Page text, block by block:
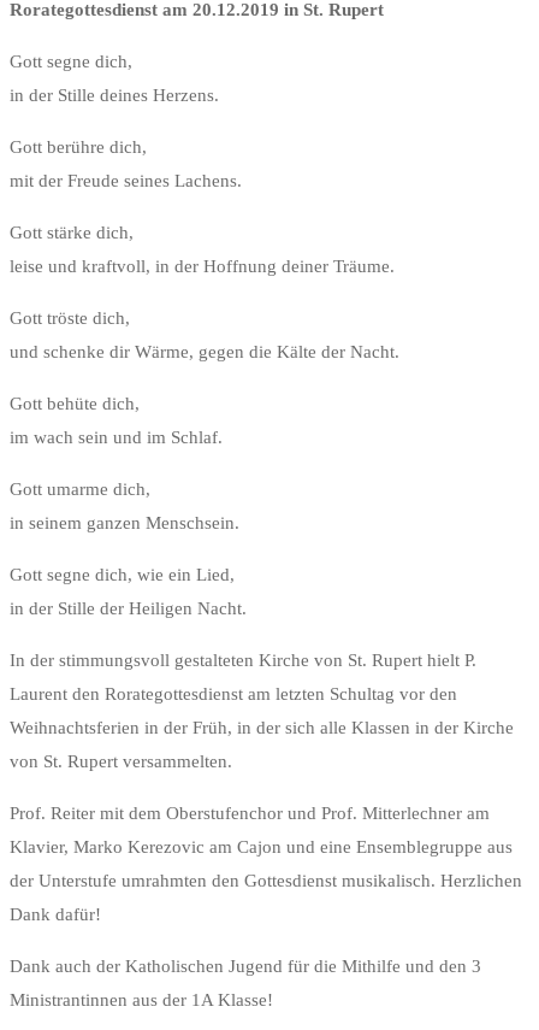
Rorate
Rorategottesdienst am 20.12.2019 in St. Rupert
Gott segne dich,
in der Stille deines Herzens.
Gott berühre dich,
mit der Freude seines Lachens.
Gott stärke dich,
leise und kraftvoll, in der Hoffnung deiner Träume.
Gott tröste dich,
und schenke dir Wärme, gegen die Kälte der Nacht.
Gott behüte dich,
im wach sein und im Schlaf.
Gott umarme dich,
in seinem ganzen Menschsein.
Gott segne dich, wie ein Lied,
in der Stille der Heiligen Nacht.
In der stimmungsvoll gestalteten Kirche von St. Rupert hielt P.
Laurent den Rorategottesdienst am letzten Schultag vor den
Weihnachtsferien in der Früh, in der sich alle Klassen in der Kirche
von St. Rupert versammelten.
Prof. Reiter mit dem Oberstufenchor und Prof. Mitterlechner am
Klavier, Marko Kerezovic am Cajon und eine Ensemblegruppe aus
der Unterstufe umrahmten den Gottesdienst musikalisch. Herzlichen
Dank dafür!
Dank auch der Katholischen Jugend für die Mithilfe und den 3
Ministrantinnen aus der 1A Klasse!